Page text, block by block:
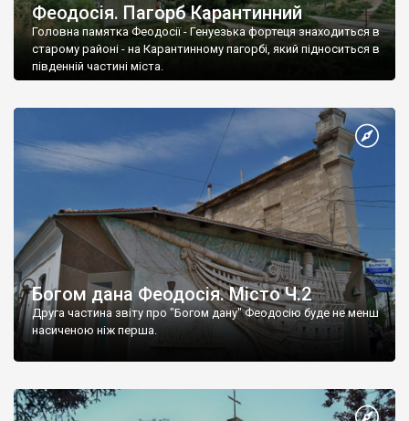
Феодосія. Пагорб Карантинний
Головна памятка Феодосії - Генуезька фортеця знаходиться в
старому районі - на Карантинному пагорбі, який підноситься в
південній частині міста.
Богом дана Феодосія. Місто Ч.2
Друга частина звіту про "Богом дану" Феодосію буде не менш
насиченою ніж перша.